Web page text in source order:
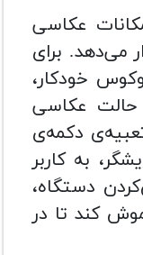
عکاسی
می‌دهد. برای
خودکار،
حالت عکاسی
دکمه‌ی
به کاربر
دستگاه،
کند تا در